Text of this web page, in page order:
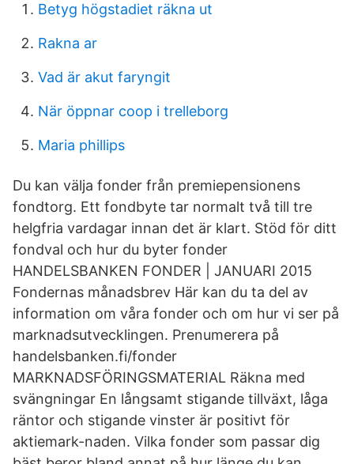
Betyg högstadiet räkna ut
Rakna ar
Vad är akut faryngit
När öppnar coop i trelleborg
Maria phillips
Du kan välja fonder från premiepensionens
fondtorg. Ett fondbyte tar normalt två till tre
helgfria vardagar innan det är klart. Stöd för ditt
fondval och hur du byter fonder
HANDELSBANKEN FONDER | JANUARI 2015
Fondernas månadsbrev Här kan du ta del av
information om våra fonder och om hur vi ser på
marknadsutvecklingen. Prenumerera på
handelsbanken.fi/fonder
MARKNADSFÖRINGSMATERIAL Räkna med
svängningar En långsamt stigande tillväxt, låga
räntor och stigande vinster är positivt för
aktiemark-naden. Vilka fonder som passar dig